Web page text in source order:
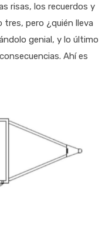
risas, los recuerdos y
tres, pero ¿quién lleva
genial, y lo último
Ahí es